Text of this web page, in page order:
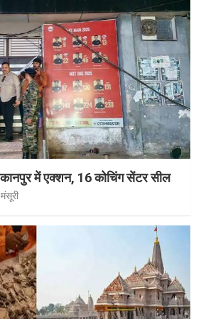
में एक्शन, 16 कोचिंग सेंटर सील